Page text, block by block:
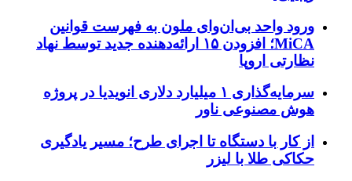
ورود واحد بی‌ان‌وای ملون به فهرست قوانین
MiCA؛ افزودن ۱۵ ارائه‌دهنده جدید توسط نهاد
نظارتی اروپا
سرمایه‌گذاری ۱ میلیارد دلاری انویدیا در پروژه
هوش مصنوعی ناور
از کار با دستگاه تا اجرای طرح؛ مسیر یادگیری
حکاکی طلا با لیزر